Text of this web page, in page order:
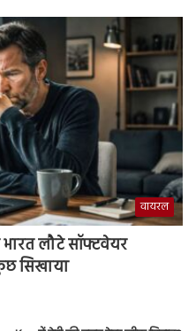
वायरल
लौटे सॉफ्टवेयर
सिखाया